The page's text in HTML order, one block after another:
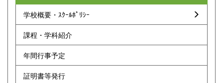
学校概要・ｽｸｰﾙﾎﾟﾘｼｰ
課程・学科紹介
年間行事予定
証明書等発行